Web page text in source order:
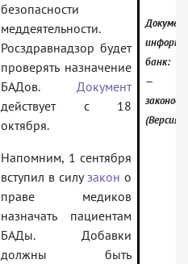
безопасности
меддеятельности.
Росздравнадзор будет
проверять назначение
БАДов. Документ
действует с 18
октября.
Напомним, 1 сентября
вступил в силузакон о
праве медиков
назначать пациентам
БАДы. Добавки
должны быть
банк:
—
(Версия